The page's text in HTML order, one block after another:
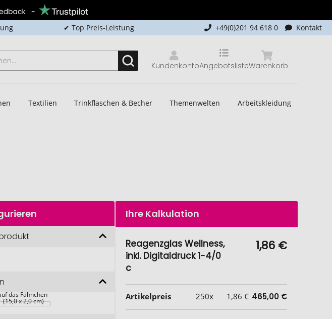
✔ Top Preis-Leistung +49(0)201 94 618 0 Kontakt
Kundenkonto Warenkorb
Angebotsliste
Textilien Trinkflaschen & Becher Themenwelten Arbeitskleidung
das Fähnchen
(15,0 x 2,0 cm)
Ihre Kalkulation
Reagenzglas Wellness,
inkl. Digitaldruck 1-4/0
c
1,86 €
Artikelpreis 250x 1,86 € 465,00 €